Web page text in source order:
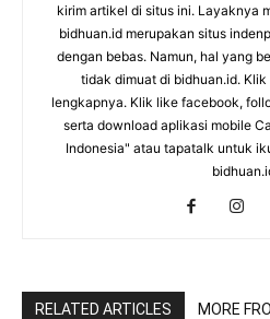
kirim artikel di situs ini. Layaknya
bidhuan.id merupakan situs
dengan bebas. Namun, hal yang
tidak dimuat di bidhuan.id.
lengkapnya. Klik like facebook,
serta download aplikasi mobile
Indonesia" atau tapatalk untuk
RELATED ARTICLES MORE